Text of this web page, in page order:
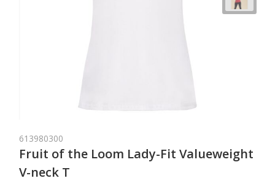
613980300
Fruit of the Loom Lady-Fit Valueweight
V-neck T